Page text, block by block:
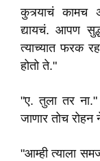
कुत्र्याचं कामच
द्यायचं. आपण
त्याच्यात फरक
होतो ते."
"ए. तुला तर ना."
जाणार तोच रोहन
"आम्ही त्याला